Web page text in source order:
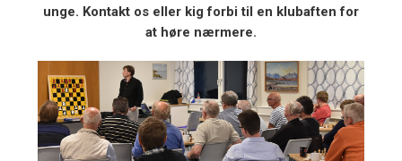
unge. Kontakt os eller kig forbi til en klubaften for
at høre nærmere.